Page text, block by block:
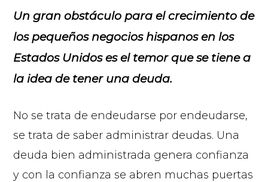
Un gran obstáculo para el crecimiento de
los pequeños negocios hispanos en los
Estados Unidos es el temor que se tiene a
la idea de tener una deuda.
No se trata de endeudarse por endeudarse,
se trata de saber administrar deudas. Una
deuda bien administrada genera confianza
y con la confianza se abren muchas puertas